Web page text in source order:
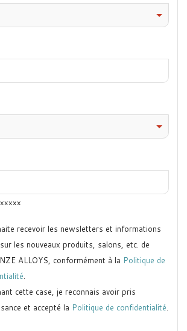
recevoir les newsletters et informations
les nouveaux produits, salons, etc. de
ALLOYS, conformément à la Politique de
.
cette case, je reconnais avoir pris
et accepté la Politique de confidentialité.